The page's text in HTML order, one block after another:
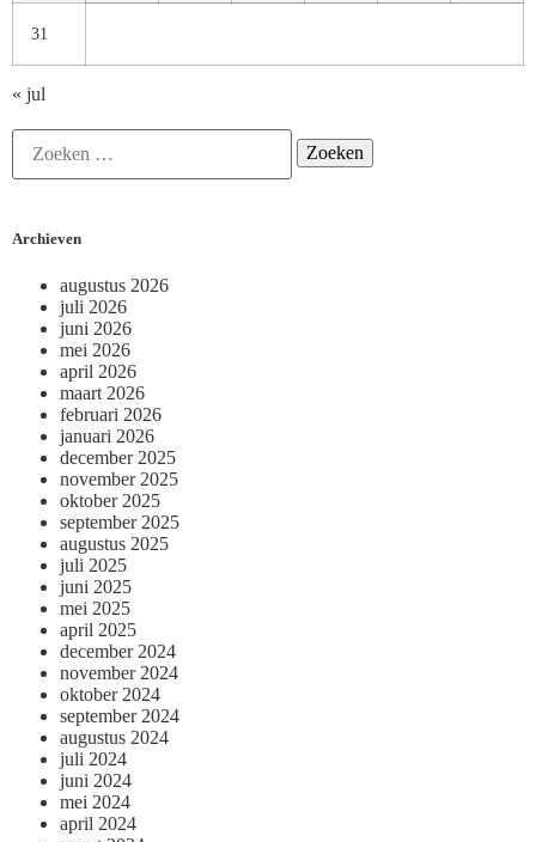
31
« jul
Archieven
augustus 2026
juli 2026
juni 2026
mei 2026
april 2026
maart 2026
februari 2026
januari 2026
december 2025
november 2025
oktober 2025
september 2025
augustus 2025
juli 2025
juni 2025
mei 2025
april 2025
december 2024
november 2024
oktober 2024
september 2024
augustus 2024
juli 2024
juni 2024
mei 2024
april 2024